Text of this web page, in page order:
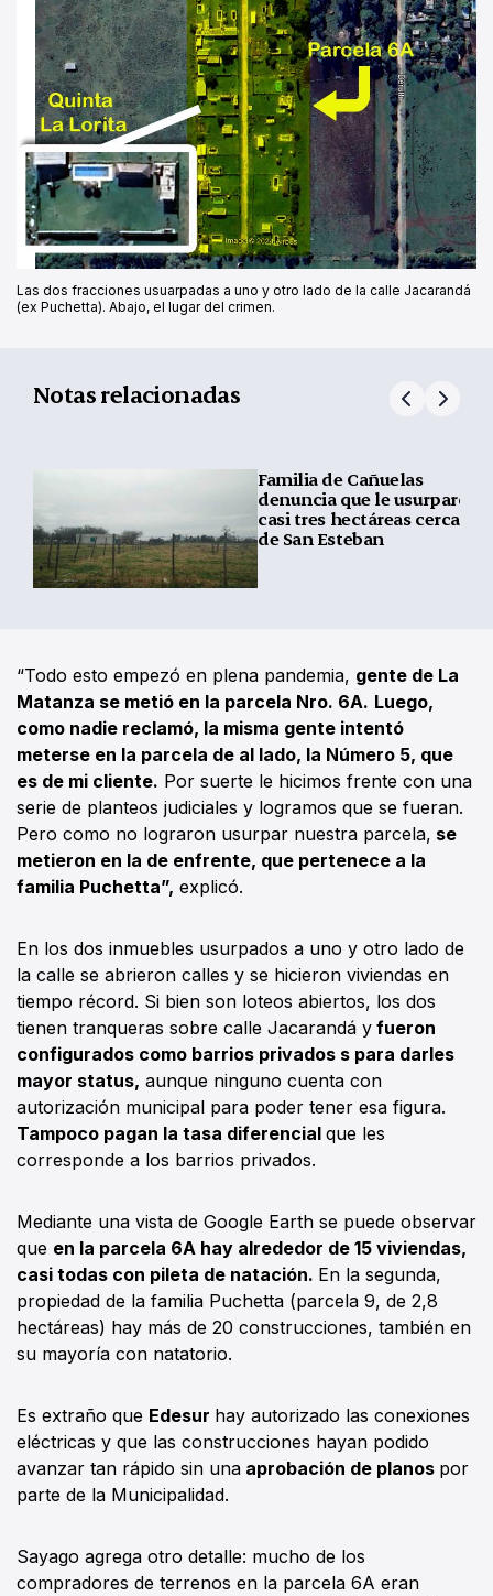
Las dos fracciones usuarpadas a uno y otro lado de la calle Jacarandá
(ex Puchetta). Abajo, el lugar del crimen.
Notas relacionadas
Familia de Cañuelas
denuncia que le usurparon
casi tres hectáreas cerca
de San Esteban
“Todo esto empezó en plena pandemia, gente de La
Matanza se metió en la parcela Nro. 6A. Luego,
como nadie reclamó, la misma gente intentó
meterse en la parcela de al lado, la Número 5, que
es de mi cliente. Por suerte le hicimos frente con una
serie de planteos judiciales y logramos que se fueran.
Pero como no lograron usurpar nuestra parcela, se
metieron en la de enfrente, que pertenece a la
familia Puchetta”, explicó.
En los dos inmuebles usurpados a uno y otro lado de
la calle se abrieron calles y se hicieron viviendas en
tiempo récord. Si bien son loteos abiertos, los dos
tienen tranqueras sobre calle Jacarandá y fueron
configurados como barrios privados s para darles
mayor status, aunque ninguno cuenta con
autorización municipal para poder tener esa figura.
Tampoco pagan la tasa diferencial que les
corresponde a los barrios privados.
Mediante una vista de Google Earth se puede observar
que en la parcela 6A hay alrededor de 15 viviendas,
casi todas con pileta de natación. En la segunda,
propiedad de la familia Puchetta (parcela 9, de 2,8
hectáreas) hay más de 20 construcciones, también en
su mayoría con natatorio.
Es extraño que Edesur hay autorizado las conexiones
eléctricas y que las construcciones hayan podido
avanzar tan rápido sin una aprobación de planos por
parte de la Municipalidad.
Sayago agrega otro detalle: mucho de los
compradores de terrenos en la parcela 6A eran